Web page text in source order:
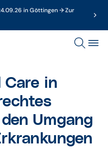
in Göttingen → Zur
Care in
Umgang